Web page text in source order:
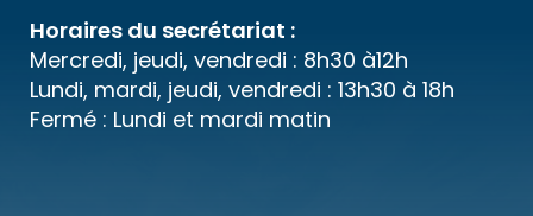
Horaires du secrétariat :
Mercredi, jeudi, vendredi : 8h30 à12h
Lundi, mardi, jeudi, vendredi : 13h30 à 18h
Fermé : Lundi et mardi matin